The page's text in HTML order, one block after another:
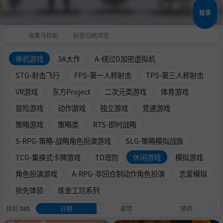
登录
收集马拉松 标签归档浏览
单机游戏 3A大作
A-绕过D加密虚拟机
STG-射击飞行
FPS-第一人称射击
TPS-第三人称射击
VR游戏
东方Project 二次元类游戏
体育游戏
冒险游戏
动作游戏 独立游戏
竞速游戏
策略游戏
策略类
RTS-即时战略
S-RPG-策略-战略角色扮演游戏
SLG-策略模拟战旗
TCG-集换式卡牌游戏
TD塔防 休闲游戏
模拟游戏
角色扮演游戏
A-RPG-非回合制动作角色扮演
恋爱模拟
抢先体验
炼金工坊系列
找到 385 日期 最赞 随机